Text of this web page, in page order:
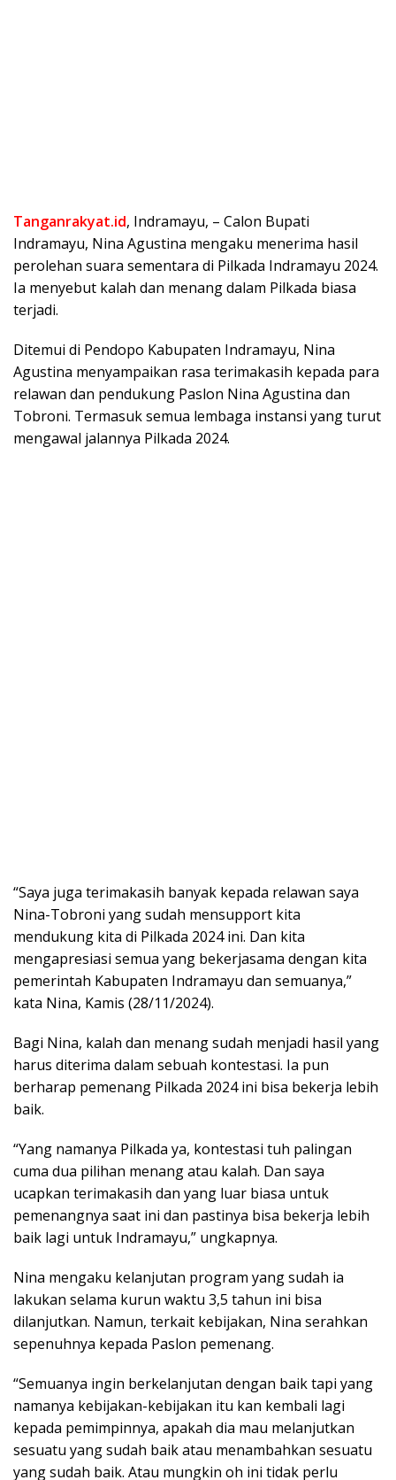
Tanganrakyat.id, Indramayu, – Calon Bupati
Indramayu, Nina Agustina mengaku menerima hasil
perolehan suara sementara di Pilkada Indramayu 2024.
Ia menyebut kalah dan menang dalam Pilkada biasa
terjadi.
Ditemui di Pendopo Kabupaten Indramayu, Nina
Agustina menyampaikan rasa terimakasih kepada para
relawan dan pendukung Paslon Nina Agustina dan
Tobroni. Termasuk semua lembaga instansi yang turut
mengawal jalannya Pilkada 2024.
“Saya juga terimakasih banyak kepada relawan saya
Nina-Tobroni yang sudah mensupport kita
mendukung kita di Pilkada 2024 ini. Dan kita
mengapresiasi semua yang bekerjasama dengan kita
pemerintah Kabupaten Indramayu dan semuanya,”
kata Nina, Kamis (28/11/2024).
Bagi Nina, kalah dan menang sudah menjadi hasil yang
harus diterima dalam sebuah kontestasi. Ia pun
berharap pemenang Pilkada 2024 ini bisa bekerja lebih
baik.
“Yang namanya Pilkada ya, kontestasi tuh palingan
cuma dua pilihan menang atau kalah. Dan saya
ucapkan terimakasih dan yang luar biasa untuk
pemenangnya saat ini dan pastinya bisa bekerja lebih
baik lagi untuk Indramayu,” ungkapnya.
Nina mengaku kelanjutan program yang sudah ia
lakukan selama kurun waktu 3,5 tahun ini bisa
dilanjutkan. Namun, terkait kebijakan, Nina serahkan
sepenuhnya kepada Paslon pemenang.
“Semuanya ingin berkelanjutan dengan baik tapi yang
namanya kebijakan-kebijakan itu kan kembali lagi
kepada pemimpinnya, apakah dia mau melanjutkan
sesuatu yang sudah baik atau menambahkan sesuatu
yang sudah baik. Atau mungkin oh ini tidak perlu